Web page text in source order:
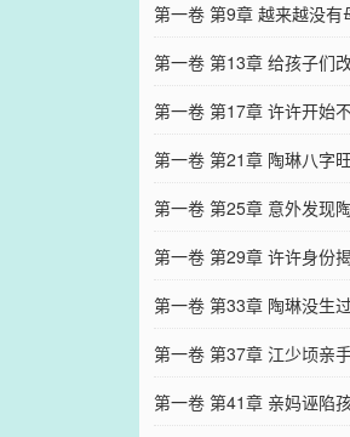
第一卷 第9章 越来越没有
第一卷 第13章 给孩子们
第一卷 第17章 许许开始
第一卷 第21章 陶琳八字
第一卷 第25章 意外发现
第一卷 第29章 许许身份
第一卷 第33章 陶琳没生过
第一卷 第37章 江少顷亲
第一卷 第41章 亲妈诬陷孩